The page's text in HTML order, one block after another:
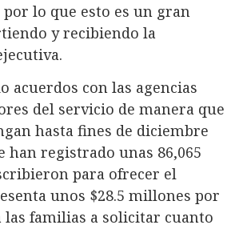
lo que esto es un gran
y recibiendo la
acuerdos con las agencias
del servicio de manera que
hasta fines de diciembre
registrado unas 86,065
para ofrecer el
unos $28.5 millones por
las familias a solicitar cuanto